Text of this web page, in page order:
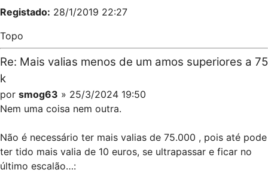
Registado: 28/1/2019 22:27
Topo
Re: Mais valias menos de um amos superiores a 75
k
por smog63 » 25/3/2024 19:50
Nem uma coisa nem outra.
Não é necessário ter mais valias de 75.000 , pois até pode
ter tido mais valia de 10 euros, se ultrapassar e ficar no
último escalão…: